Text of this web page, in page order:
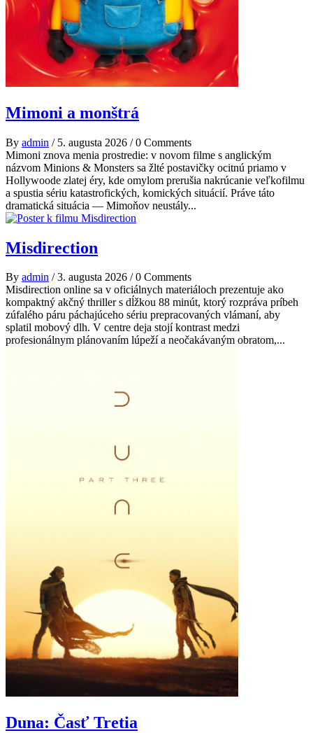
Mimoni a monštrá
By admin / 5. augusta 2026 /0 Comments
Mimoni znova menia prostredie: v novom filme s anglickým
názvom Minions & Monsters sa žlté postavičky ocitnú priamo v
Hollywoode zlatej éry, kde omylom prerušia nakrúcanie veľkofilmu
a spustia sériu katastrofických, komických situácií. Práve táto
dramatická situácia — Mimoňov neustály...
Misdirection
By admin /3. augusta 2026 /0 Comments
Misdirection online sa v oficiálnych materiáloch prezentuje ako
kompaktný akčný thriller s dĺžkou 88 minút, ktorý rozpráva príbeh
zúfalého páru páchajúceho sériu prepracovaných vlámaní, aby
splatil mobový dlh. V centre deja stojí kontrast medzi
profesionálnym plánovaním lúpeží a neočakávaným obratom,...
Duna: Časť Tretia